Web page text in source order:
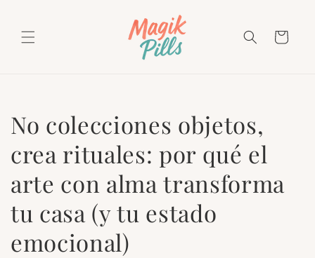
al contenido
Carrito
No colecciones objetos,
crea rituales: por qué el
arte con alma transforma
tu casa (y tu estado
emocional)